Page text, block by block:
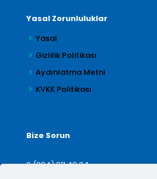
Yasal Zorunluluklar
Yasal
Gizlilik Politikası
Aydınlatma Metni
KVKK Politikası
Bize Sorun
0 (224) 211 42 24